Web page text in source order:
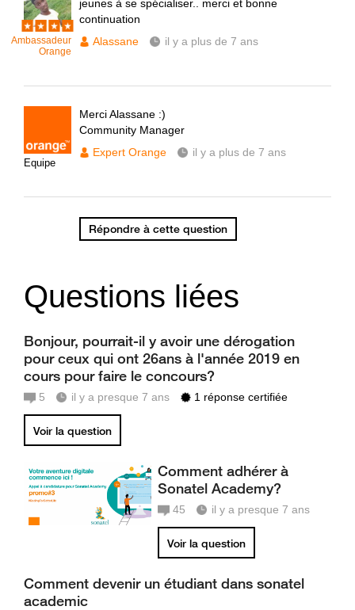
Ambassadeur
Orange
jeunes à se spécialiser.. merci et bonne
continuation
Alassane
il y a plus de 7 ans
Equipe
Merci Alassane :)
Community Manager
Expert Orange
il y a plus de 7 ans
Répondre à cette question
Questions liées
Bonjour, pourrait-il y avoir une dérogation
pour ceux qui ont 26ans à l'année 2019 en
cours pour faire le concours?
5 il y a presque 7 ans 1 réponse certifiée
Voir la question
Comment adhérer à
Sonatel Academy?
45 il y a presque 7 ans
Voir la question
Comment devenir un étudiant dans sonatel
academic